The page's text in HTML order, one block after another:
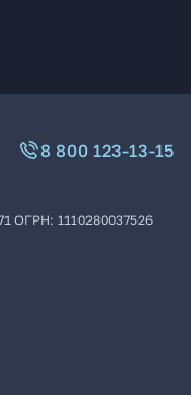
8 800 123-13-15
ОГРН: 1110280037526